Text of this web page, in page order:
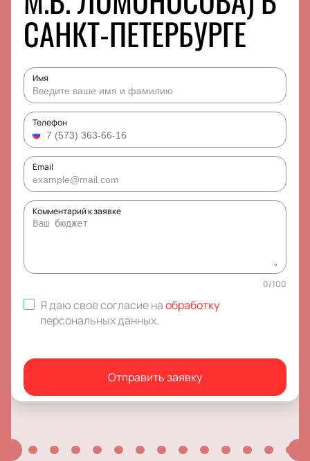
САНКТ-ПЕТЕРБУРГЕ
Имя
Телефон
Email
Комментарий к заявке
0/100
Я даю свое согласие наобработку
персональных данных.
Отправить заявку